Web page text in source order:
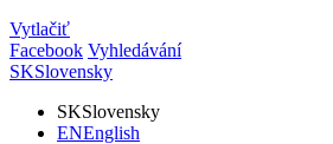
Vytlačiť
Facebook Vyhledávání
SKSlovensky
SKSlovensky
ENEnglish